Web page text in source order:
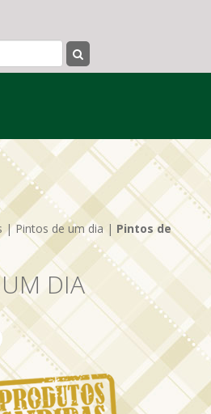
|Pintos de um dia| Pintos de
DIA